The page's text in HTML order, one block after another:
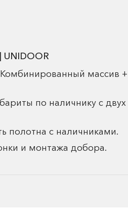
массив +
по наличнику с двух
полотна с наличниками.
и монтажа добора.